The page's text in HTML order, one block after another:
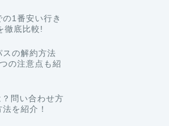
1番安い行き
徹底比較!
スの解約方法
の注意点も紹
問い合わせ方
を紹介！